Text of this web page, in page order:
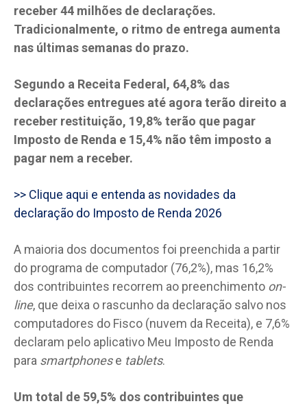
receber 44 milhões de declarações.
Tradicionalmente, o ritmo de entrega aumenta
nas últimas semanas do prazo.
Segundo a Receita Federal, 64,8% das
declarações entregues até agora terão direito a
receber restituição, 19,8% terão que pagar
Imposto de Renda e 15,4% não têm imposto a
pagar nem a receber.
>> Clique aqui e entenda as novidades da
declaração do Imposto de Renda 2026
A maioria dos documentos foi preenchida a partir
do programa de computador (76,2%), mas 16,2%
dos contribuintes recorrem ao preenchimento on-
line, que deixa o rascunho da declaração salvo nos
computadores do Fisco (nuvem da Receita), e 7,6%
declaram pelo aplicativo Meu Imposto de Renda
para smartphonese tablets.
Um total de 59,5% dos contribuintes que